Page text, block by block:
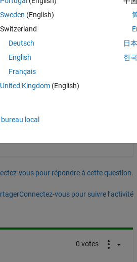
removed before z-scoring. The
vous pour répondre à cette question.
Connectez-vous pour suivre l’activité
0 votes
Sweden (English)
Switzerland
Deutsch
English
Français
United Kingdom(English)
日本
한국
local